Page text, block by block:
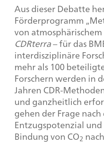
Aus dieser Debatte
Förderprogramm
von atmosphärischem
CDRterra– für das
interdisziplinäre
mehr als 100
Forschern werden in
Jahren CDR-
und ganzheitlich
gehen der Frage
Entzugspotenzial
Bindung von CO2